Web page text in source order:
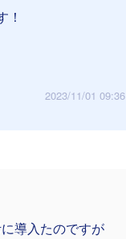
！
2023/11/01 09:36
導入たのですが